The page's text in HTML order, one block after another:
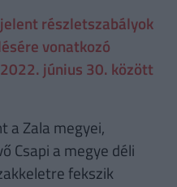
részletszabályok
vonatkozó
június 30. között
a Zala megyei,
Csapi a megye déli
fekszik